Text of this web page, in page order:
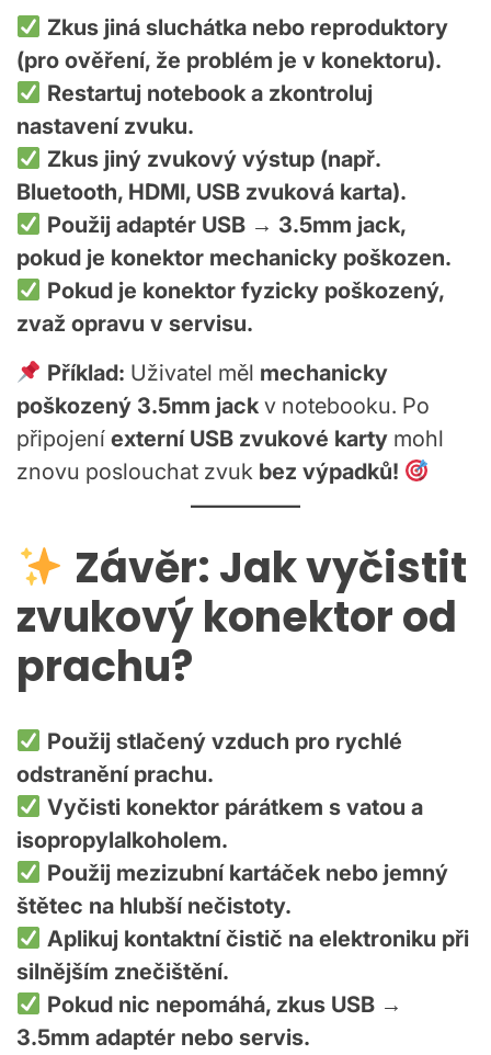
Zkus jiná sluchátka nebo reproduktory
(pro ověření, že problém je v konektoru).
Restartuj notebook a zkontroluj
nastavení zvuku.
Zkus jiný zvukový výstup (např.
Bluetooth, HDMI, USB zvuková karta).
Použij adaptér USB → 3.5mm jack,
pokud je konektor mechanicky poškozen.
Pokud je konektor fyzicky poškozený,
zvaž opravu v servisu.
Příklad: Uživatel měl mechanicky
poškozený 3.5mm jack v notebooku. Po
připojení externí USB zvukové karty mohl
znovu poslouchat zvuk bez výpadků!
Závěr: Jak vyčistit
zvukový konektor od
prachu?
Použij stlačený vzduch pro rychlé
odstranění prachu.
Vyčisti konektor párátkem s vatou a
isopropylalkoholem.
Použij mezizubní kartáček nebo jemný
štětec na hlubší nečistoty.
Aplikuj kontaktní čistič na elektroniku při
silnějším znečištění.
Pokud nic nepomáhá, zkus USB →
3.5mm adaptér nebo servis.